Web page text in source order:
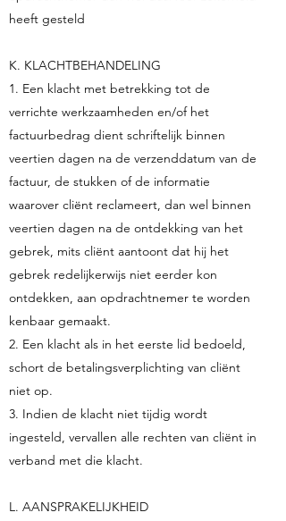
heeft gesteld
K. KLACHTBEHANDELING
1. Een klacht met betrekking tot de
verrichte werkzaamheden en/of het
factuurbedrag dient schriftelijk binnen
veertien dagen na de verzenddatum van de
factuur, de stukken of de informatie
waarover cliënt reclameert, dan wel binnen
veertien dagen na de ontdekking van het
gebrek, mits cliënt aantoont dat hij het
gebrek redelijkerwijs niet eerder kon
ontdekken, aan opdrachtnemer te worden
kenbaar gemaakt.
2. Een klacht als in het eerste lid bedoeld,
schort de betalingsverplichting van cliënt
niet op.
3. Indien de klacht niet tijdig wordt
ingesteld, vervallen alle rechten van cliënt in
verband met die klacht.
L. AANSPRAKELIJKHEID